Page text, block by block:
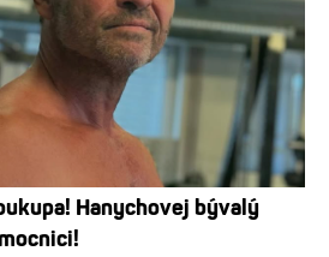
Hanychovej bývalý